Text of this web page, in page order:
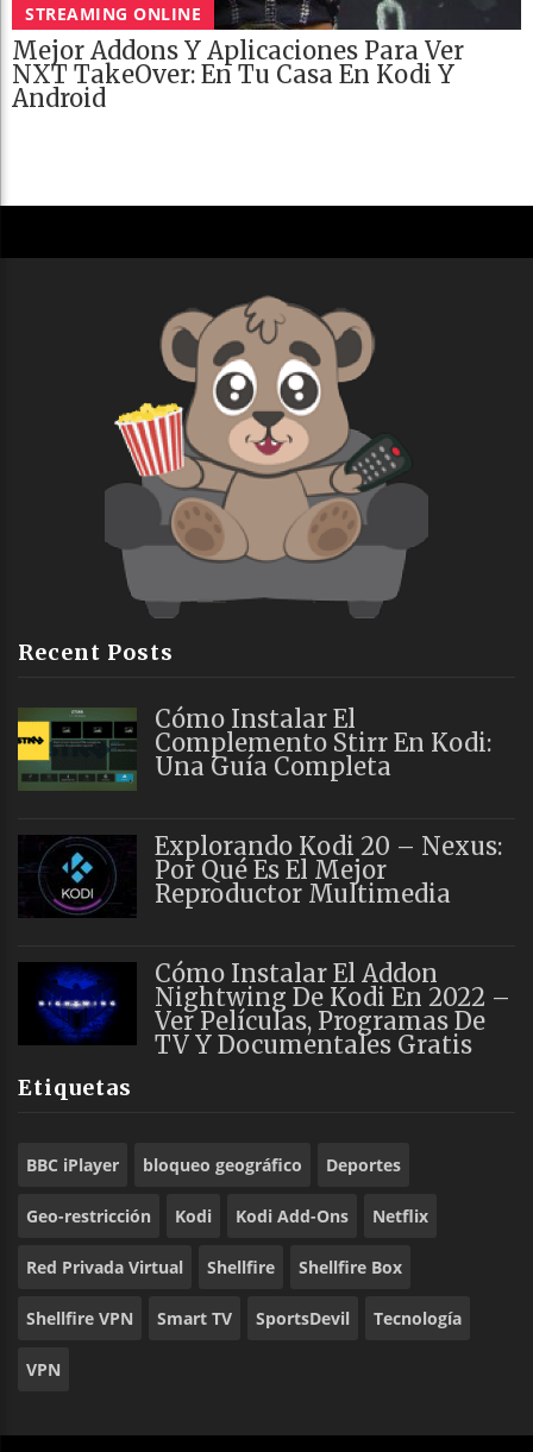
STREAMING ONLINE
Mejor Addons Y Aplicaciones Para Ver
NXT TakeOver: En Tu Casa En Kodi Y
Android
Recent Posts
Cómo Instalar El
Complemento Stirr En Kodi:
Una Guía Completa
Explorando Kodi 20 – Nexus:
Por Qué Es El Mejor
Reproductor Multimedia
Cómo Instalar El Addon
Nightwing De Kodi En 2022 –
Ver Películas, Programas De
TV Y Documentales Gratis
Etiquetas
BBC iPlayer bloqueo geográfico Deportes
Geo-restricción Kodi Kodi Add-Ons Netflix
Red Privada Virtual Shellfire Shellfire Box
Shellfire VPN Smart TV SportsDevil Tecnología
VPN